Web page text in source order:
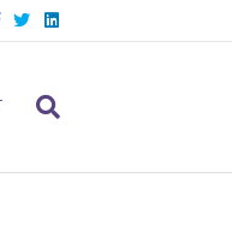
T
i
e
L
n
d